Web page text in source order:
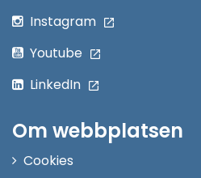
Instagram
Youtube
LinkedIn
Om webbplatsen
Cookies